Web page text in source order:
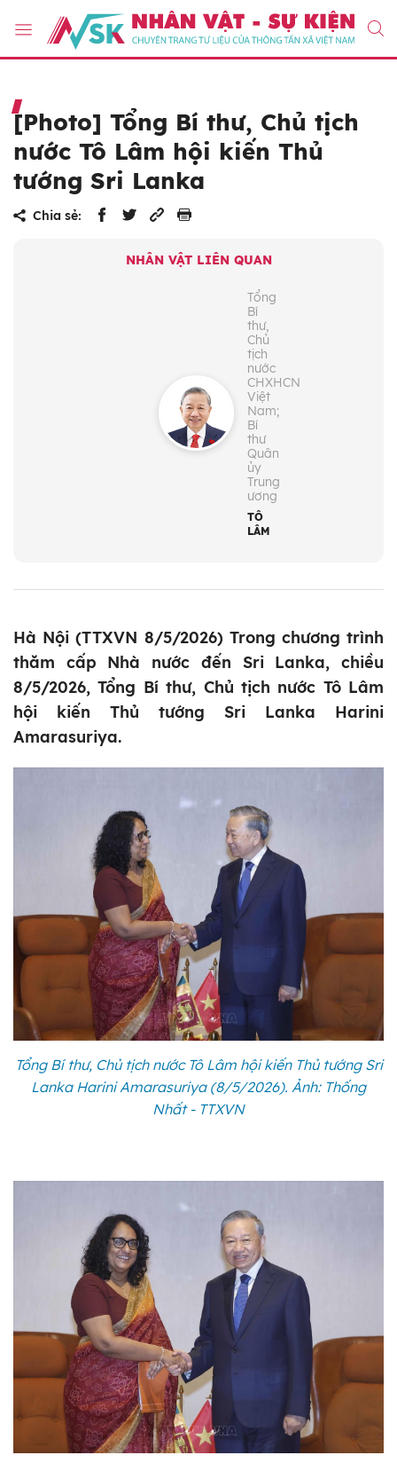
[Photo] Tổng Bí thư, Chủ tịch
nước Tô Lâm hội kiến Thủ
tướng Sri Lanka
Chia sẻ:
NHÂN VẬT LIÊN QUAN
Tổng
Bí
thư,
Chủ
tịch
nước
CHXHCN
Việt
Nam;
Bí
thư
Quân
ủy
Trung
ương
TÔ
LÂM
Hà Nội (TTXVN 8/5/2026) Trong chương trình
thăm cấp Nhà nước đến Sri Lanka, chiều
8/5/2026, Tổng Bí thư, Chủ tịch nước Tô Lâm
hội kiến Thủ tướng Sri Lanka Harini
Amarasuriya.
Tổng Bí thư, Chủ tịch nước Tô Lâm hội kiến Thủ tướng Sri
Lanka Harini Amarasuriya (8/5/2026). Ảnh: Thống
Nhất - TTXVN